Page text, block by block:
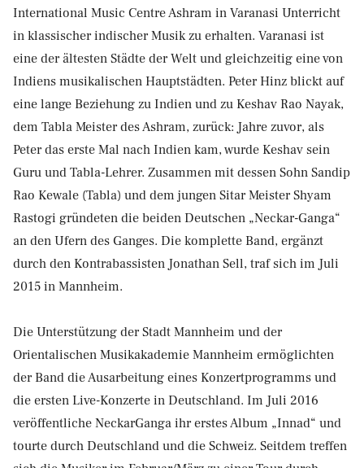
International Music Centre Ashram in Varanasi Unterricht
in klassischer indischer Musik zu erhalten. Varanasi ist
eine der ältesten Städte der Welt und gleichzeitig eine von
Indiens musikalischen Hauptstädten. Peter Hinz blickt auf
eine lange Beziehung zu Indien und zu Keshav Rao Nayak,
dem Tabla Meister des Ashram, zurück: Jahre zuvor, als
Peter das erste Mal nach Indien kam, wurde Keshav sein
Guru und Tabla-Lehrer. Zusammen mit dessen Sohn Sandip
Rao Kewale (Tabla) und dem jungen Sitar Meister Shyam
Rastogi gründeten die beiden Deutschen „Neckar-Ganga“
an den Ufern des Ganges. Die komplette Band, ergänzt
durch den Kontrabassisten Jonathan Sell, traf sich im Juli
2015 in Mannheim.
Die Unterstützung der Stadt Mannheim und der
Orientalischen Musikakademie Mannheim ermöglichten
der Band die Ausarbeitung eines Konzertprogramms und
die ersten Live-Konzerte in Deutschland. Im Juli 2016
veröffentliche NeckarGanga ihr erstes Album „Innad“ und
tourte durch Deutschland und die Schweiz. Seitdem treffen